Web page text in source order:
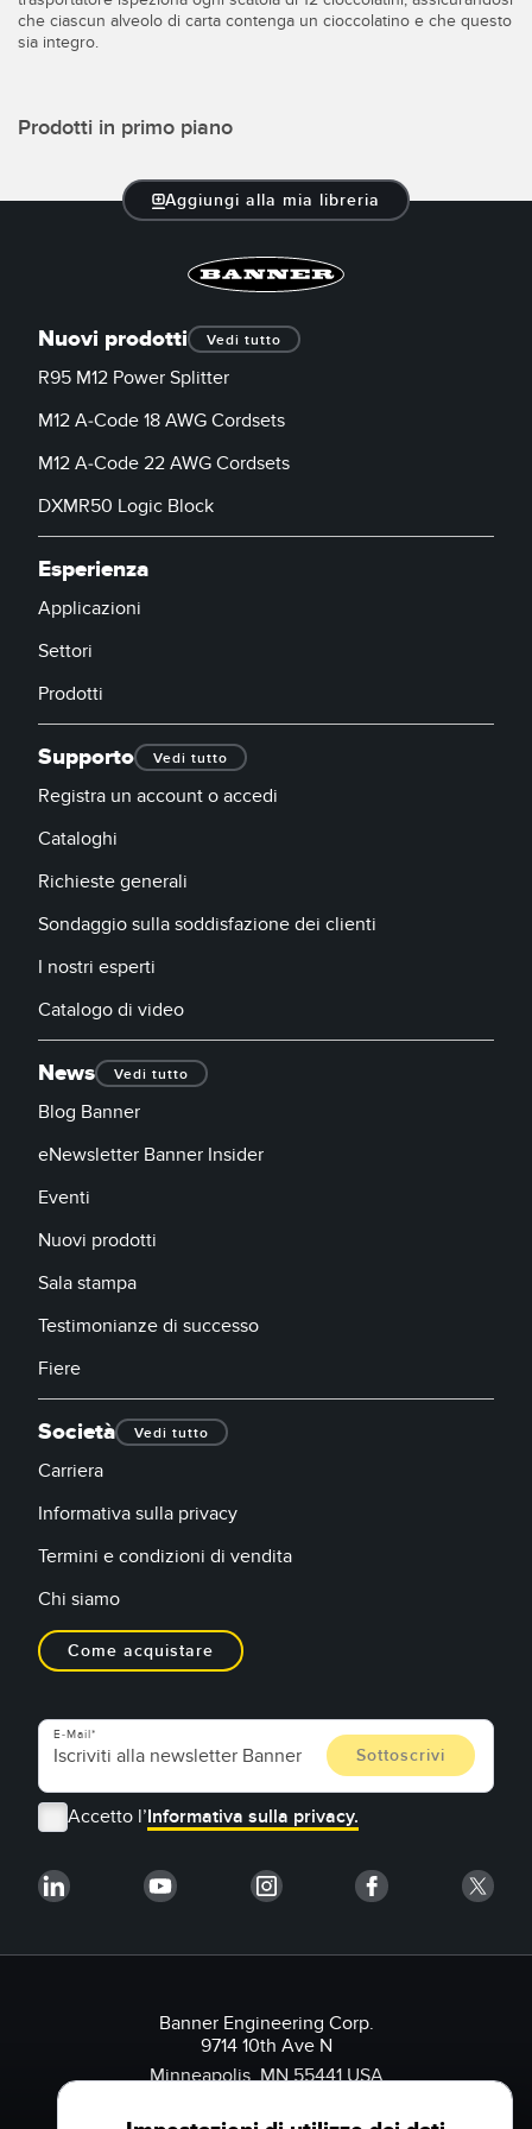
Sensori Pick-to-Light
Sensori di temperatura
Sensori di monitoraggio delle condizioni wireless
ACCESSORI
ACCESSORI
Software di configurazione dei sensori wireless
Software interfaccia utente sensore
Software per sensori di misura Banner
TECNOLOGIA
che ciascun alveolo di carta contenga un cioccolatino e che questo
sia integro.
Prodotti in primo piano
Aggiungi alla mia libreria
Nuovi prodotti Vedi tutto
R95 M12 Power Splitter
M12 A-Code 18 AWG Cordsets
M12 A-Code 22 AWG Cordsets
DXMR50 Logic Block
Esperienza
Applicazioni
Settori
Prodotti
Supporto Vedi tutto
Registra un account o accedi
Cataloghi
Richieste generali
Sondaggio sulla soddisfazione dei clienti
I nostri esperti
Catalogo di video
News Vedi tutto
Blog Banner
eNewsletter Banner Insider
Eventi
Nuovi prodotti
Sala stampa
Testimonianze di successo
Fiere
Società Vedi tutto
Carriera
Informativa sulla privacy
Termini e condizioni di vendita
Chi siamo
Come acquistare
E-Mail
Accetto l’Informativa sulla privacy.
Banner Engineering Corp.
9714 10th Ave N
Minneapolis, MN 55441 USA